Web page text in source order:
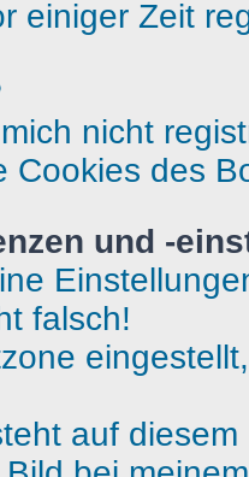
einiger Zeit
nicht
Cookies des
und -
falsch!
auf